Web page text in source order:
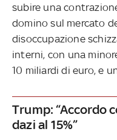
subire una
domino sul mercato
disoccupazione
interni, con una
10 miliardi di euro, e
Trump: “Accordo
dazi al 15%”